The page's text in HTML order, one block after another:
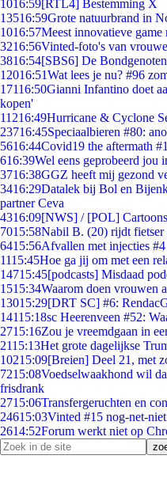
1016:59[RTL4] Bestemming X
13516:59Grote natuurbrand in
1016:57Meest innovatieve game
3216:56Vinted-foto's van
3816:54[SBS6] De
12016:51Wat lees je nu? #96
17116:50Gianni Infantino doet
kopen'
11216:49Hurricane & Cyclone
23716:45Speciaalbieren #80:
5616:44Covid19 the aftermath
616:39Wel eens geprobeerd jou
3716:38GGZ heeft mij gezond
3416:29Datalek bij Bol en
partner Ceva
4316:09[NWS] / [POL]
7015:58Nabil B. (20) rijdt fietser
6415:56Afvallen met injecties #4
1115:45Hoe ga jij om met een
14715:45[podcasts] Misdaad
1515:34Waarom doen vrouwen
13015:29[DRT SC] #6:
14115:18sc Heerenveen #52:
2715:16Zou je vreemdgaan in
2115:13Het grote dagelijkse
10215:09[Breien] Deel 21, met
7215:08Voedselwaakhond wil
frisdrank
2715:06Transfergeruchten en
24615:03Vinted #15 nog-net-
2614:52Forum werkt niet op